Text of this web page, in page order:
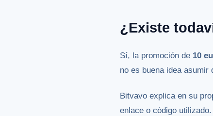
¿Existe
Sí, la promoción de 10
no es buena idea
Bitvavo explica en su
enlace o código